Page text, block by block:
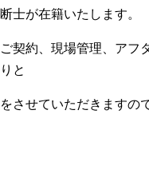
士が在籍いたします。
契約、現場管理、アフ
と
させていただきますの